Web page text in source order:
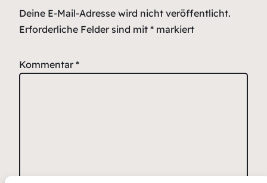
Deine E-Mail-Adresse wird nicht veröffentlicht.
Erforderliche Felder sind mit * markiert
Kommentar *